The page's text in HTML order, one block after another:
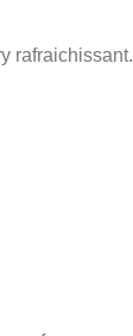
rafraichissant.